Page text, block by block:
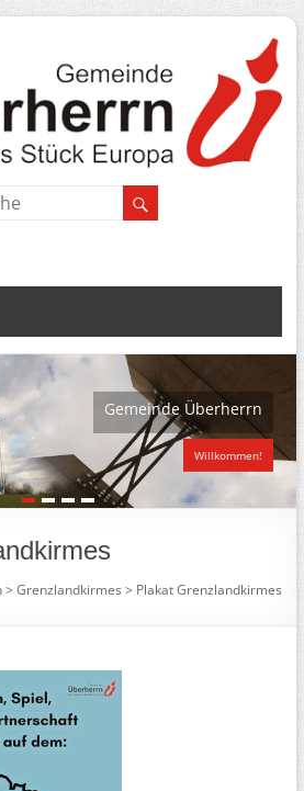
Gemeinde Überherrn
Willkommen!
1 2 3 4
>Grenzlandkirmes > Plakat Grenzlandkirmes